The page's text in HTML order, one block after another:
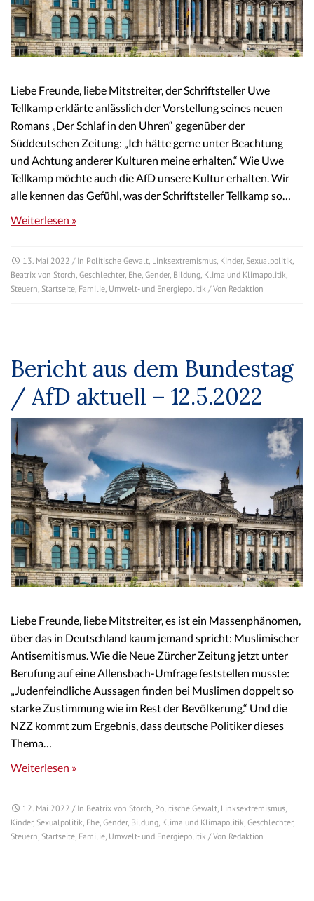
Liebe Freunde, liebe Mitstreiter, der Schriftsteller Uwe
Tellkamp erklärte anlässlich der Vorstellung seines neuen
Romans „Der Schlaf in den Uhren“ gegenüber der
Süddeutschen Zeitung: „Ich hätte gerne unter Beachtung
und Achtung anderer Kulturen meine erhalten.“ Wie Uwe
Tellkamp möchte auch die AfD unsere Kultur erhalten. Wir
alle kennen das Gefühl, was der Schriftsteller Tellkamp so…
Weiterlesen »
13. Mai 2022 / In Politische Gewalt, Linksextremismus, Kinder, Sexualpolitik,
Beatrix von Storch, Geschlechter, Ehe, Gender, Bildung, Klima und Klimapolitik,
Steuern, Startseite, Familie, Umwelt- und Energiepolitik / Von Redaktion
Bericht aus dem Bundestag
/ AfD aktuell – 12.5.2022
Liebe Freunde, liebe Mitstreiter, es ist ein Massenphänomen,
über das in Deutschland kaum jemand spricht: Muslimischer
Antisemitismus. Wie die Neue Zürcher Zeitung jetzt unter
Berufung auf eine Allensbach-Umfrage feststellen musste:
„Judenfeindliche Aussagen finden bei Muslimen doppelt so
starke Zustimmung wie im Rest der Bevölkerung.“ Und die
NZZ kommt zum Ergebnis, dass deutsche Politiker dieses
Thema…
Weiterlesen »
12. Mai 2022 / In Beatrix von Storch, Politische Gewalt, Linksextremismus,
Kinder, Sexualpolitik, Ehe, Gender, Bildung, Klima und Klimapolitik, Geschlechter,
Steuern, Startseite, Familie, Umwelt- und Energiepolitik / Von Redaktion